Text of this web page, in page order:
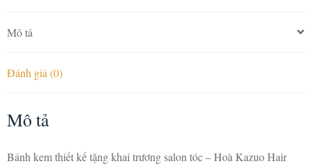
Mô tả
Đánh giá (0)
Mô tả
Bánh kem thiết kế tặng khai trương salon tóc – Hoà Kazuo Hair